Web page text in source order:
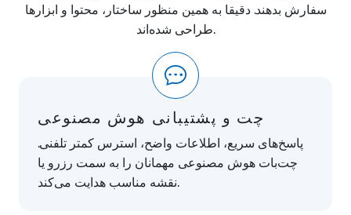
سفارش بدهند. دقیقا به همین منظور ساختار، محتوا و ابزارها
طراحی شده‌اند.
چت و پشتیبانی هوش مصنوعی
پاسخ‌های سریع، اطلاعات واضح، استرس کمتر تلفنی.
چت‌بات هوش مصنوعی مهمانان را به سمت رزرو یا
نقشه مناسب هدایت می‌کند.